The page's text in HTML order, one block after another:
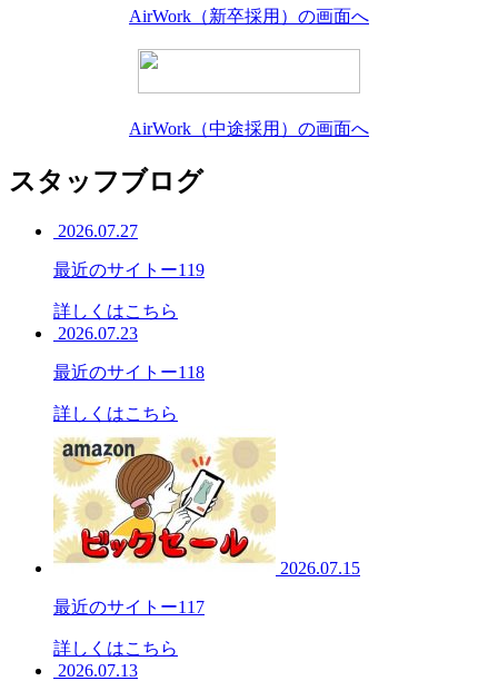
AirWork（新卒採用）の画面へ
AirWork（中途採用）の画面へ
スタッフブログ
2026.07.27
最近のサイトー119
詳しくはこちら
2026.07.23
最近のサイトー118
詳しくはこちら
2026.07.15
最近のサイトー117
詳しくはこちら
2026.07.13